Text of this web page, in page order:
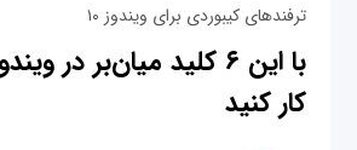
ترفندهای کیبوردی برای ویندوز ۱۰
کار کنید